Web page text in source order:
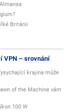
Británii
VPN – srovnání
krajina může
of the Machine vám
100 W